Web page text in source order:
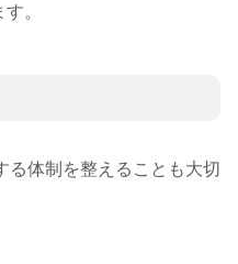
。
る体制を整えることも大切